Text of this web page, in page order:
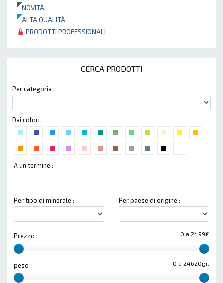
NOVITÀ
ALTA QUALITÀ
PRODOTTI PROFESSIONALI
CERCA PRODOTTI
Per categoria :
Dai colori :
A un termine :
Per tipo di minerale : Per paese di origine :
0 a 2499€
Prezzo :
0 a 24620gr.
peso :